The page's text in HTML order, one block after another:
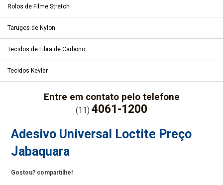
Rolos de Filme Stretch
Tarugos de Nylon
Tecidos de Fibra de Carbono
Tecidos Kevlar
Entre em contato pelo telefone
(11) 4061-1200
Adesivo Universal Loctite Preço
Jabaquara
Gostou? compartilhe!